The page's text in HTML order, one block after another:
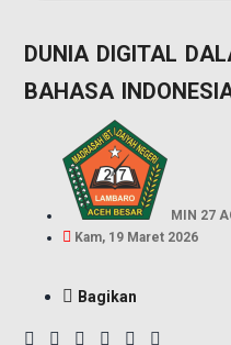
DUNIA DIGITAL
BAHASA
MIN 27
Kam, 19 Maret 2026
Bagikan